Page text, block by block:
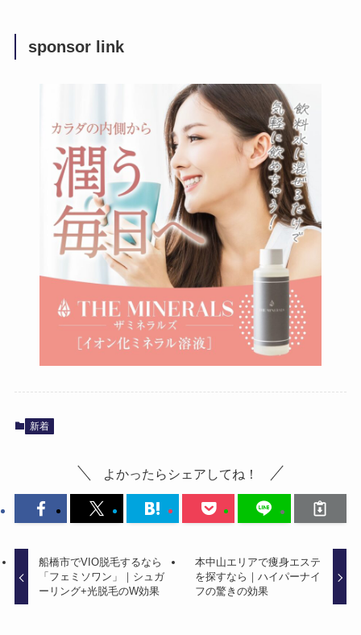
sponsor link
新着
よかったらシェアしてね！
船橋市でVIO脱毛するなら
「フェミソワン」｜シュガ
ーリング+光脱毛のW効果
本中山エリアで痩身エステ
を探すなら｜ハイパーナイ
フの驚きの効果